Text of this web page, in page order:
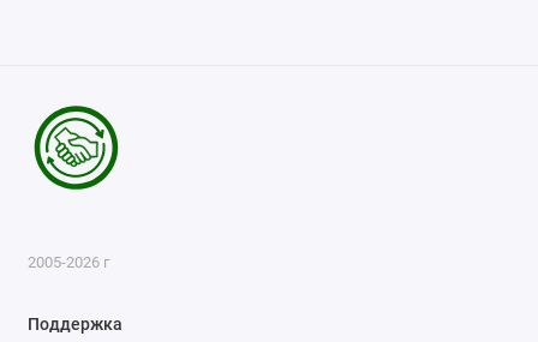
2005-2026 г
Поддержка